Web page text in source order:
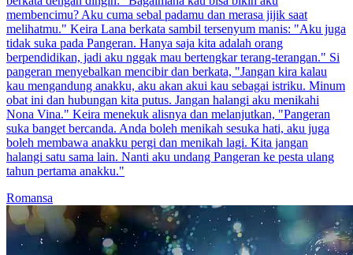
membencimu? Aku cuma sebal padamu dan merasa jijik saat
melihatmu." Keira Lana berkata sambil tersenyum manis: "Aku juga
tidak suka pada Pangeran. Hanya saja kita adalah orang
berpendidikan, jadi aku nggak mau bertengkar terang-terangan." Si
pangeran menyebalkan mencibir dan berkata, "Jangan kira kalau
kau mengandung anakku, aku akan akui kau sebagai istriku. Minum
obat ini dan hubungan kita putus. Jangan halangi aku menikahi
Nona Vina." Keira menekuk alisnya dan melanjutkan, "Pangeran
suka banget bercanda. Anda boleh menikah sesuka hati, aku juga
boleh membawa anakku pergi dan menikah lagi. Kita jangan
halangi satu sama lain. Nanti aku undang Pangeran ke pesta ulang
tahun pertama anakku."
Romansa